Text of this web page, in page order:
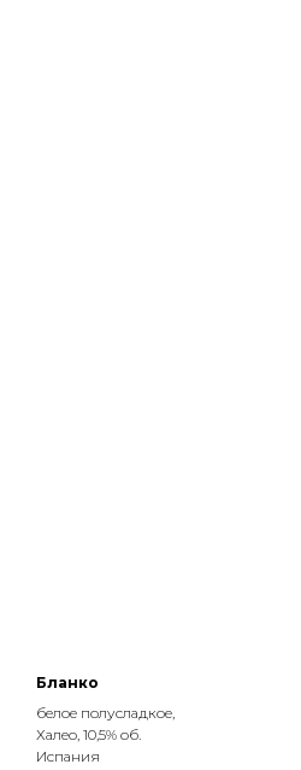
Бланко
белое полусладкое,
Халео, 10,5% об.
Испания